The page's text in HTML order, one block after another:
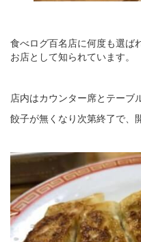
食べログ百名店に何度も選ば
お店として知られています。
店内はカウンター席とテーブ
餃子が無くなり次第終了で、